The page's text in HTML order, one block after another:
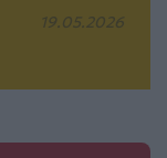
19.05.2026